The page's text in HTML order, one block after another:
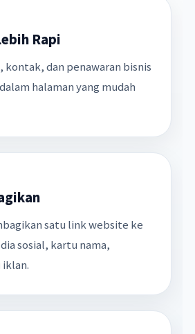
Rapi
kontak, dan penawaran bisnis
halaman yang mudah
satu link website ke
sosial, kartu nama,